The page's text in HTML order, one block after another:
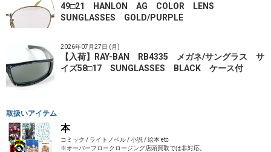
49□21 HANLON AG COLOR LENS
SUNGLASSES GOLD/PURPLE
2026年07月27日 (月)
【入荷】RAY-BAN RB4335 メガネ/サングラス サ
イズ58□17 SUNGLASSES BLACK ケース付
取扱いアイテム
本
コミック / ライトノベル / 小説 / 絵本 etc
※オーバーフロークロージング店頭買取では非対応。